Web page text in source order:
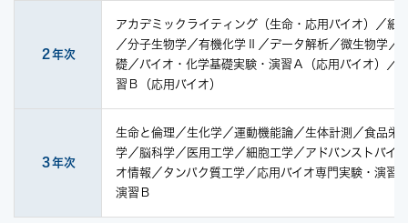
２年次
アカデミックライティング（生命・応用バイオ）／細
／分子生物学／有機化学Ⅱ／データ解析／微生物学／
礎／バイオ・化学基礎実験・演習Ａ（応用バイオ）／
習Ｂ（応用バイオ）
３年次
生命と倫理／生化学／運動機能論／生体計測／食品栄
学／脳科学／医用工学／細胞工学／アドバンストバイ
オ情報／タンパク質工学／応用バイオ専門実験・演習
演習Ｂ